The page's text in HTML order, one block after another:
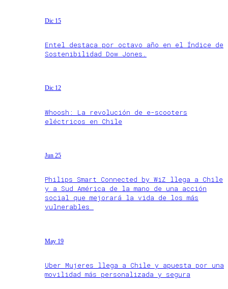
Dic 15
Entel destaca por octavo año en el Índice de
Sostenibilidad Dow Jones.
Dic 12
Whoosh: La revolución de e-scooters
eléctricos en Chile
Jun 25
Philips Smart Connected by WiZ llega a Chile
y a Sud América de la mano de una acción
social que mejorará la vida de los más
vulnerables
May 19
Uber Mujeres llega a Chile y apuesta por una
movilidad más personalizada y segura